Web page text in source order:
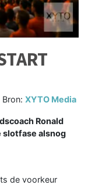
Bron:XYTO Media
Ronald
slotfase alsnog
de voorkeur